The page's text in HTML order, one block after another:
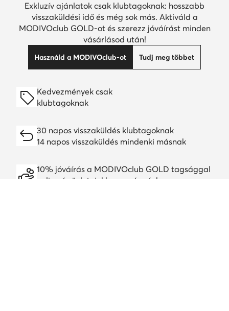
Exkluzív ajánlatok csak klubtagoknak: hosszabb
visszaküldési idő és még sok más. Aktiváld a
MODIVOclub GOLD-ot és szerezz jóváírást minden
vásárlásod után!
Használd a MODIVOclub-ot Tudj meg többet
Kedvezmények csak
klubtagoknak
30 napos visszaküldés klubtagoknak
14 napos visszaküldés mindenki másnak
10% jóváírás a MODIVOclub GOLD tagsággal
online és üzleteinkben, egész évben